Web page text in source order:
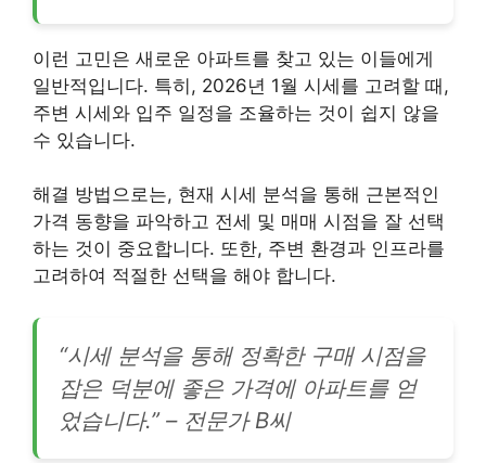
이런 고민은 새로운 아파트를 찾고 있는 이들에게
일반적입니다. 특히, 2026년 1월 시세를 고려할 때,
주변 시세와 입주 일정을 조율하는 것이 쉽지 않을
수 있습니다.
해결 방법으로는, 현재 시세 분석을 통해 근본적인
가격 동향을 파악하고 전세 및 매매 시점을 잘 선택
하는 것이 중요합니다. 또한, 주변 환경과 인프라를
고려하여 적절한 선택을 해야 합니다.
“시세 분석을 통해 정확한 구매 시점을
잡은 덕분에 좋은 가격에 아파트를 얻
었습니다.” – 전문가 B씨